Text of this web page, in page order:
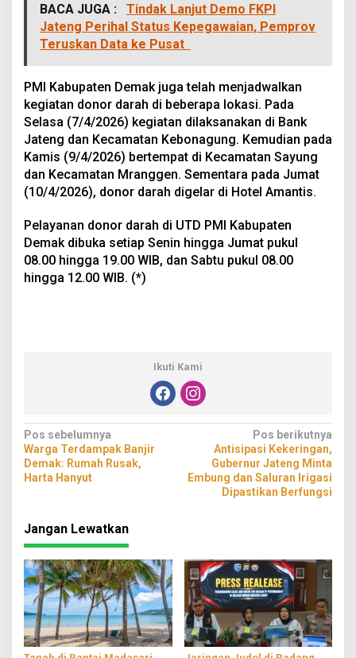
BACA JUGA :
Tindak Lanjut Demo FKPI
Jateng Perihal Status Kepegawaian, Pemprov
Teruskan Data ke Pusat
PMI Kabupaten Demak juga telah menjadwalkan
kegiatan donor darah di beberapa lokasi. Pada
Selasa (7/4/2026) kegiatan dilaksanakan di Bank
Jateng dan Kecamatan Kebonagung. Kemudian pada
Kamis (9/4/2026) bertempat di Kecamatan Sayung
dan Kecamatan Mranggen. Sementara pada Jumat
(10/4/2026), donor darah digelar di Hotel Amantis.
Pelayanan donor darah di UTD PMI Kabupaten
Demak dibuka setiap Senin hingga Jumat pukul
08.00 hingga 19.00 WIB, dan Sabtu pukul 08.00
hingga 12.00 WIB. (*)
Ikuti Kami
Navigasi
pos
Pos sebelumnya
Warga Terdampak Banjir
Demak: Rumah Rusak,
Harta Hanyut
Pos berikutnya
Antisipasi Kekeringan,
Gubernur Jateng Minta
Embung dan Saluran Irigasi
Dipastikan Berfungsi
Jangan Lewatkan